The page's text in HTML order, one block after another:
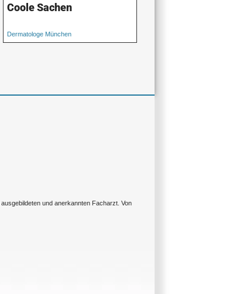
Coole Sachen
Dermatologe München
und anerkannten Facharzt. Von